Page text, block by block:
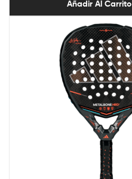
Añadir Al Carrito